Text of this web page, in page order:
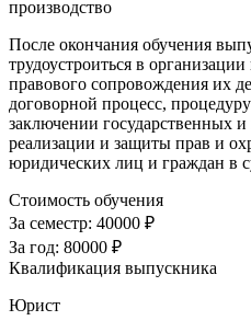
производство
После окончания обучения
трудоустроиться в
правового сопровождения их
договорной процесс,
заключении государственных
реализации и защиты прав и
юридических лиц и граждан в
Стоимость обучения
За семестр: 40000 ₽
За год: 80000 ₽
Квалификация выпускника
Юрист